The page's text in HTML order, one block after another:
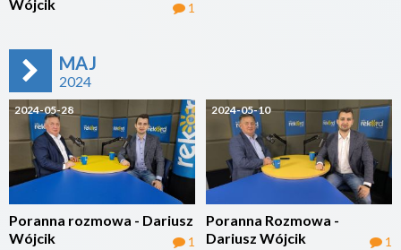
Wójcik 1
MAJ
2024
2024-05-28
Poranna rozmowa - Dariusz
Wójcik
1
2024-05-10
Poranna Rozmowa -
Dariusz Wójcik
1